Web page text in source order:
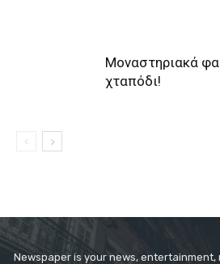
Μοναστηριακά
χταπόδι!
Newspaper is your news, entertainment,